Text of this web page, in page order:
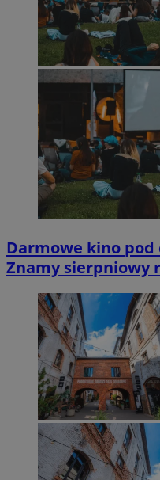
Darmowe kino
Znamy sierpniowy